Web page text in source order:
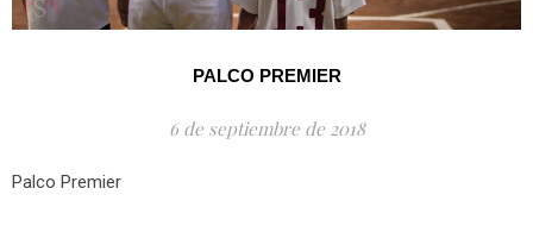
PALCO PREMIER
6 de septiembre de 2018
Palco Premier